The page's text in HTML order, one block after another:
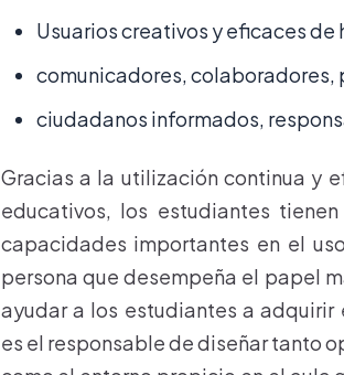
Usuarios creativos y eficaces
comunicadores,
ciudadanos informados,
Gracias a la utilización continua y
educativos, los estudiantes
capacidades importantes en el
persona que desempeña el papel
ayudar a los estudiantes a
es el responsable de diseñar tanto